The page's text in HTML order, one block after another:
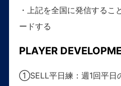
・上記を全国に発信するこ
ードする
PLAYER
①SELL平日練：週1回平日